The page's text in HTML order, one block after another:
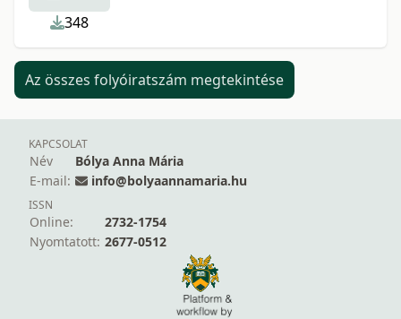
348
Az összes folyóiratszám megtekintése
KAPCSOLAT
Név
Bólya Anna Mária
E-mail:
info@bolyaannamaria.hu
ISSN
Online:
2732-1754
Nyomtatott: 2677-0512